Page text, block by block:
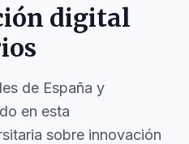
digital
de España y
en esta
sobre innovación